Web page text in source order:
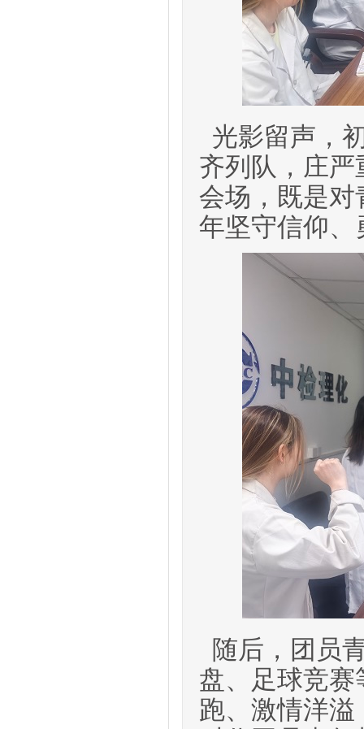
光影留声 ，
齐列队，庄
会场，既是对
年坚守信仰、
随后， 团员
盘、足球竞
跑、激情洋溢